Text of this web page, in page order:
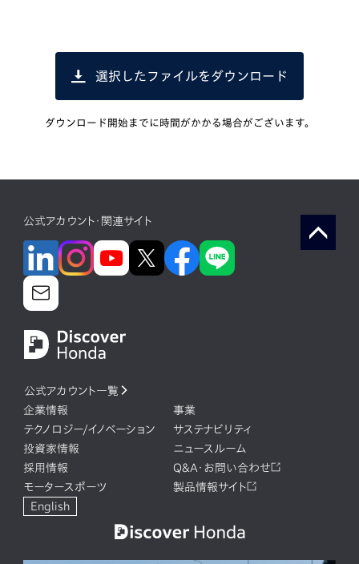
選択したファイルをダウンロード
ダウンロード開始までに時間がかかる場合がございます。
公式アカウント・関連サイト
公式アカウント一覧
企業情報
事業
テクノロジー/イノベーション
サステナビリティ
投資家情報
ニュースルーム
採用情報
Q&A・お問い合わせ
モータースポーツ
製品情報サイト
English